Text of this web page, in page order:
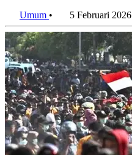
Umum• 5 Februari 2026